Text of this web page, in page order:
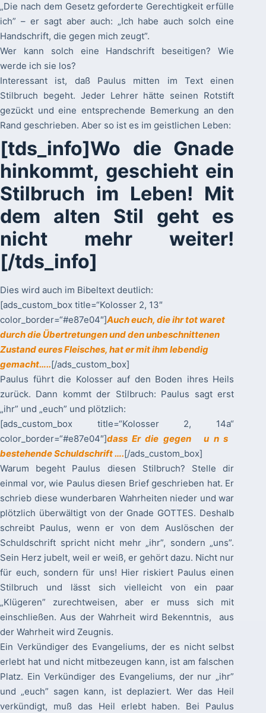
„Die nach dem Gesetz geforderte Gerechtigkeit erfülle
ich” – er sagt aber auch: „Ich habe auch solch eine
Handschrift, die gegen mich zeugt”.
Wer kann solch eine Handschrift beseitigen? Wie
werde ich sie los?
Interessant ist, daß Paulus mitten im Text einen
Stilbruch begeht. Jeder Lehrer hätte seinen Rotstift
gezückt und eine entsprechende Bemerkung an den
Rand geschrieben. Aber so ist es im geistlichen Leben:
[tds_info]Wo die Gnade
hinkommt, geschieht ein
Stilbruch im Leben! Mit
dem alten Stil geht es
nicht mehr weiter!
[/tds_info]
Dies wird auch im Bibeltext deutlich:
[ads_custom_box title=“Kolosser 2, 13″
color_border=“#e87e04″]Auch euch, die ihr tot waret
durch die Übertretungen und den unbeschnittenen
Zustand eures Fleisches, hat er mit ihm lebendig
gemacht…..[/ads_custom_box]
Paulus führt die Kolosser auf den Boden ihres Heils
zurück. Dann kommt der Stilbruch: Paulus sagt erst
„ihr” und „euch” und plötzlich:
[ads_custom_box title=“Kolosser 2, 14a“
color_border=“#e87e04″]dass Er die gegen u n s
bestehende Schuldschrift ….[/ads_custom_box]
Warum begeht Paulus diesen Stilbruch? Stelle dir
einmal vor, wie Paulus diesen Brief geschrieben hat. Er
schrieb diese wunderbaren Wahrheiten nieder und war
plötzlich überwältigt von der Gnade GOTTES. Deshalb
schreibt Paulus, wenn er von dem Auslöschen der
Schuldschrift spricht nicht mehr „ihr”, sondern „uns”.
Sein Herz jubelt, weil er weiß, er gehört dazu. Nicht nur
für euch, sondern für uns! Hier riskiert Paulus einen
Stilbruch und lässt sich vielleicht von ein paar
„Klügeren” zurechtweisen, aber er muss sich mit
einschließen. Aus der Wahrheit wird Bekenntnis, aus
der Wahrheit wird Zeugnis.
Ein Verkündiger des Evangeliums, der es nicht selbst
erlebt hat und nicht mitbezeugen kann, ist am falschen
Platz. Ein Verkündiger des Evangeliums, der nur „ihr”
und „euch” sagen kann, ist deplaziert. Wer das Heil
verkündigt, muß das Heil erlebt haben. Bei Paulus